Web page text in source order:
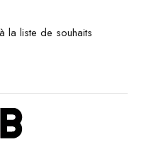
la liste de souhaits